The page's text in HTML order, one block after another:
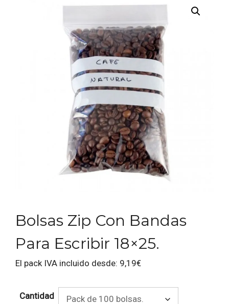
Bolsas Zip Con Bandas
Para Escribir 18×25.
El pack IVA incluido desde: 9,19€
Cantidad